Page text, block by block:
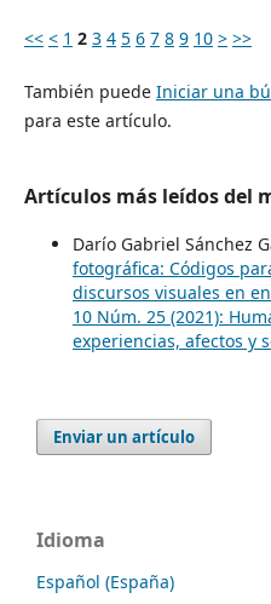
<< < 1 2 3 4 5 6 7 8 9 10 > >>
También puede Iniciar una
para este artículo.
Artículos más leídos del
Darío Gabriel Sánchez
fotográfica: Códigos
discursos visuales en
10 Núm. 25 (2021):
experiencias, afectos y
Enviar un artículo
Idioma
Español (España)